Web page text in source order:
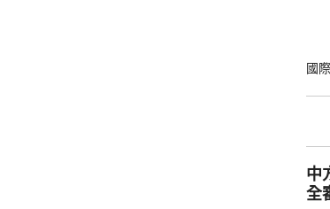
年
國際
中
全